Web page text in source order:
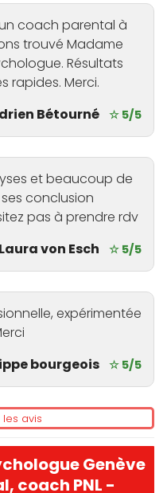
coach parental à
trouvé Madame
Résultats
rapides. Merci.
Bétourné
☆ 5/5
et beaucoup de
conclusion
pas à prendre rdv
von Esch
☆ 5/5
expérimentée
bourgeois ☆ 5/5
avis
Genève
coach PNL -